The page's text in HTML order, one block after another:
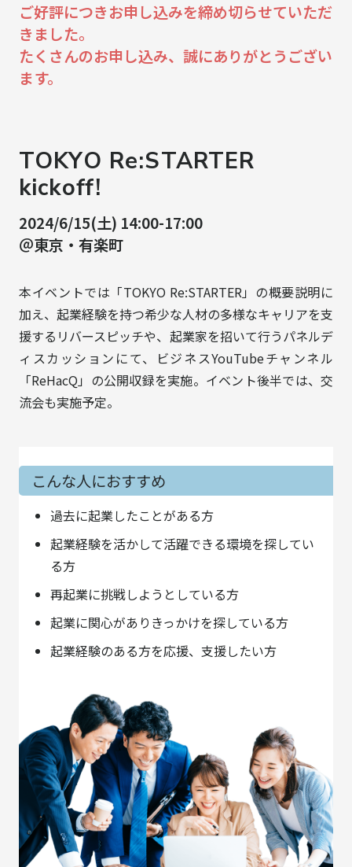
ご好評につきお申し込みを締め切らせていただ
きました。
たくさんのお申し込み、誠にありがとうござい
ます。
TOKYO Re:STARTER
kickoff!
2024/6/15(土) 14:00-17:00
＠東京・有楽町
本イベントでは「TOKYO Re:STARTER」の概要説明に
加え、起業経験を持つ希少な人材の多様なキャリアを支
援するリバースピッチや、起業家を招いて行うパネルデ
ィスカッションにて、ビジネスYouTubeチャンネル
「ReHacQ」の公開収録を実施。イベント後半では、交
流会も実施予定。
こんな人におすすめ
過去に起業したことがある方
起業経験を活かして活躍できる環境を探してい
る方
再起業に挑戦しようとしている方
起業に関心がありきっかけを探している方
起業経験のある方を応援、支援したい方